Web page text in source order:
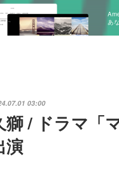
あ
03:00
獅 / ドラマ「
演